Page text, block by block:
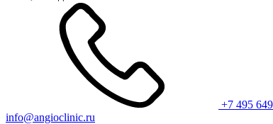
+7 495
info@angioclinic.ru